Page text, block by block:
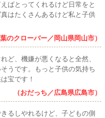
ばとってくれるけど日常をと
はたくさんあるけど私と子供
葉のクローバー／岡山県岡山市）
ど、機嫌が悪くなると全然、
うです。もっと子供の気持ち
宝です！
（おだっち／広島県広島市）
るしやれるけど、子どもの側